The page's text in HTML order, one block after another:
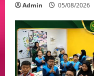
Admin 05/08/2026